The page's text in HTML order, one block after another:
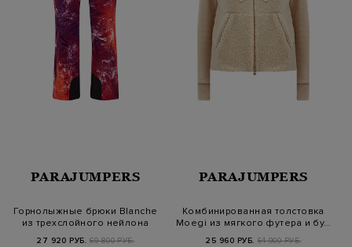
PARAJUMPERS
Горнолыжные брюки Blanche
из трехслойного нейлона
soft…
27 920 РУБ. 69 800 РУБ.
PARAJUMPERS
Комбинированная толстовка
Moegi из мягкого футера и бу…
25 960 РУБ. 64 900 РУБ.